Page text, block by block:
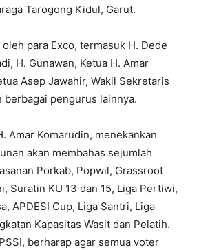
Tarogong Kidul, Garut.
para Exco, termasuk H. Dede
H. Gunawan, Ketua H. Amar
Asep Jawahir, Wakil Sekretaris
berbagai pengurus lainnya.
Amar Komarudin, menekankan
akan membahas sejumlah
Porkab, Popwil, Grassroot
Suratin KU 13 dan 15, Liga Pertiwi,
APDESI Cup, Liga Santri, Liga
Kapasitas Wasit dan Pelatih.
berharap agar semua voter